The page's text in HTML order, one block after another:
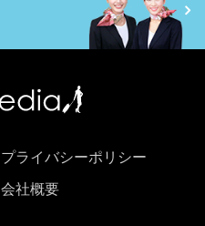
プライバシーポリシー
会社概要